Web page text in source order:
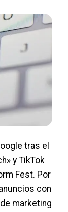
tras el
y TikTok
Fest. Por
con
marketing